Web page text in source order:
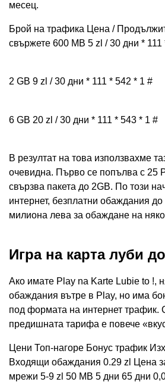
месец.
Брой на трафика Цена /
свържете 600 MB 5 zl / 30 дни * 111
2 GB 9 zl / 30 дни * 111 * 542 * 1 #
6 GB 20 zl / 30 дни * 111 * 543 * 1 #
В резултат на това използвахме
очевидна. Първо се попълва с 25
свързва пакета до 2GB. По този
интернет, безплатни обаждания
милиона лева за обаждане на
Игра на карта луби
Ако имате Play na Karte Lubie to !,
обаждания вътре в Play, но има
под формата на интернет трафик.
предишната тарифа е повече
Цени Топ-нагоре Бонус трафик
Входящи обаждания 0.29 zl Цена
мрежи 5-9 zl 50 MB 5 дни 65 дни